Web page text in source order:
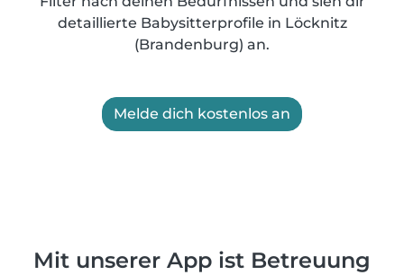
detaillierte Babysitterprofile in Löcknitz
(Brandenburg) an.
Melde dich kostenlos an
Mit unserer App ist Betreuung